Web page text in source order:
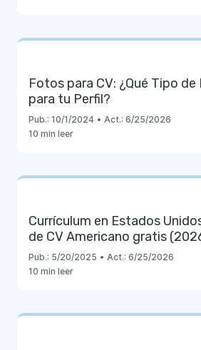
Fotos para CV: ¿Qué Tipo
para tu Perfil?
Pub.: 10/1/2024 • Act.: 6/25/2026
10 min leer
Currículum en Estados
de CV Americano gratis
Pub.: 5/20/2025 • Act.: 6/25/2026
10 min leer